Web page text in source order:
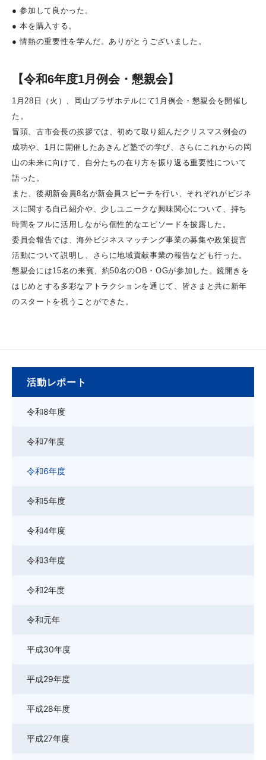
● 参加して良かった。
● 本を購入する。
● 情熱の重要性を学んだ。ありがとうございました。
【令和6年度1月例会・懇親会】
1月28日（火）、岡山プラザホテルにて1月例会・懇親会を開催し
た。
冒頭、古市会長の挨拶では、初めて取り組んだクリスマス例会の
成功や、1月に開催したあきんど塾での学び、さらにこれからの岡
山の未来に向けて、自分たちの在り方を振り返る重要性について
語った。
また、後期新会員8名が新会員スピーチを行い、それぞれがビジネ
スに関する自己紹介や、少しユニークな興味関心について、持ち
時間をフルに活用しながら個性的なエピソードを披露した。
委員会報告では、海外ビジネスマッチング事業の募集や政策提言
活動について説明し、さらに地域貢献事業の報告なども行った。
懇親会には15名の来賓、約50名のOB・OGが参加した。鏡開きを
はじめとする多彩なアトラクションを通じて、皆さまと共に新年
のスタートを祝うことができた。
活動レポート
令和8年度
令和7年度
令和6年度
令和5年度
令和4年度
令和3年度
令和2年度
令和元年
平成30年度
平成29年度
平成28年度
平成27年度